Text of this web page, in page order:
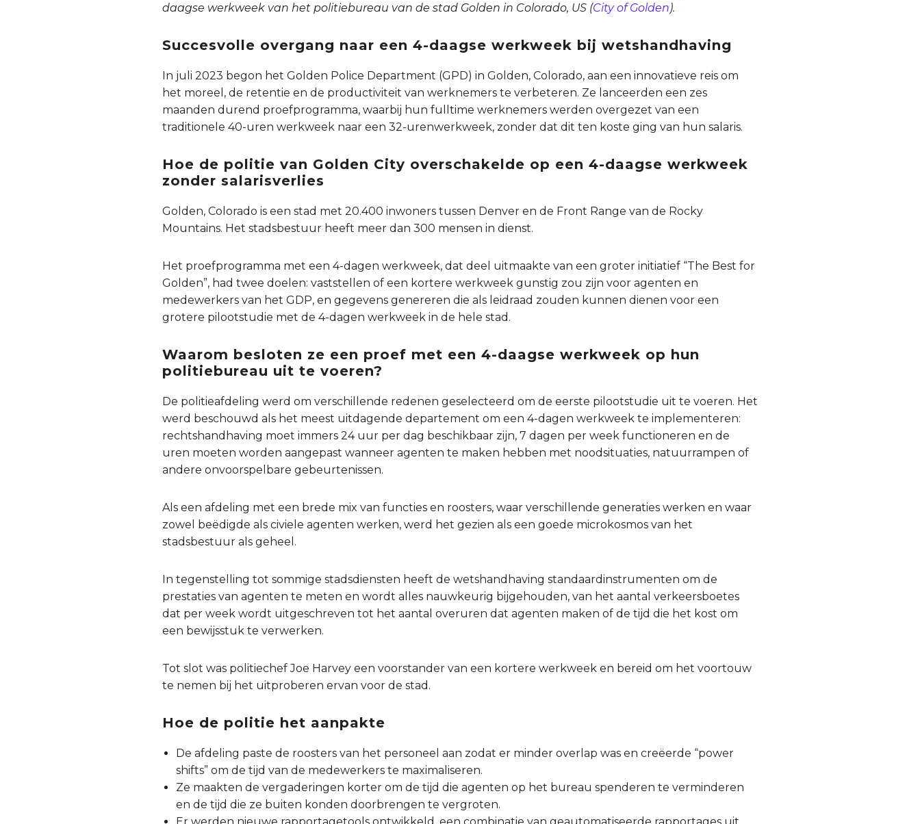
daagse werkweek van het politiebureau van de stad Golden in Colorado, US (City of Golden).
Succesvolle overgang naar een 4-daagse werkweek bij wetshandhaving
In juli 2023 begon het Golden Police Department (GPD) in Golden, Colorado, aan een innovatieve reis om
het moreel, de retentie en de productiviteit van werknemers te verbeteren. Ze lanceerden een zes
maanden durend proefprogramma, waarbij hun fulltime werknemers werden overgezet van een
traditionele 40-uren werkweek naar een 32-urenwerkweek, zonder dat dit ten koste ging van hun salaris.
Hoe de politie van Golden City overschakelde op een 4-daagse werkweek
zonder salarisverlies
Golden, Colorado is een stad met 20.400 inwoners tussen Denver en de Front Range van de Rocky
Mountains. Het stadsbestuur heeft meer dan 300 mensen in dienst.
Het proefprogramma met een 4-dagen werkweek, dat deel uitmaakte van een groter initiatief “The Best for
Golden”, had twee doelen: vaststellen of een kortere werkweek gunstig zou zijn voor agenten en
medewerkers van het GDP, en gegevens genereren die als leidraad zouden kunnen dienen voor een
grotere pilootstudie met de 4-dagen werkweek in de hele stad.
Waarom besloten ze een proef met een 4-daagse werkweek op hun
politiebureau uit te voeren?
De politieafdeling werd om verschillende redenen geselecteerd om de eerste pilootstudie uit te voeren. Het
werd beschouwd als het meest uitdagende departement om een 4-dagen werkweek te implementeren:
rechtshandhaving moet immers 24 uur per dag beschikbaar zijn, 7 dagen per week functioneren en de
uren moeten worden aangepast wanneer agenten te maken hebben met noodsituaties, natuurrampen of
andere onvoorspelbare gebeurtenissen.
Als een afdeling met een brede mix van functies en roosters, waar verschillende generaties werken en waar
zowel beëdigde als civiele agenten werken, werd het gezien als een goede microkosmos van het
stadsbestuur als geheel.
In tegenstelling tot sommige stadsdiensten heeft de wetshandhaving standaardinstrumenten om de
prestaties van agenten te meten en wordt alles nauwkeurig bijgehouden, van het aantal verkeersboetes
dat per week wordt uitgeschreven tot het aantal overuren dat agenten maken of de tijd die het kost om
een bewijsstuk te verwerken.
Tot slot was politiechef Joe Harvey een voorstander van een kortere werkweek en bereid om het voortouw
te nemen bij het uitproberen ervan voor de stad.
Hoe de politie het aanpakte
De afdeling paste de roosters van het personeel aan zodat er minder overlap was en creëerde “power
shifts” om de tijd van de medewerkers te maximaliseren.
Ze maakten de vergaderingen korter om de tijd die agenten op het bureau spenderen te verminderen
en de tijd die ze buiten konden doorbrengen te vergroten.
Er werden nieuwe rapportagetools ontwikkeld, een combinatie van geautomatiseerde rapportages uit